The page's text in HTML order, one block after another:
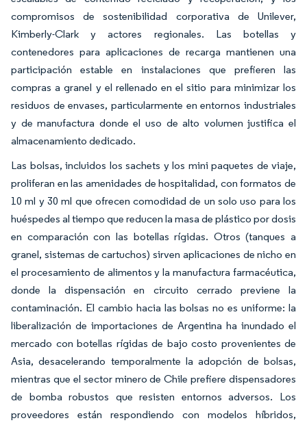
compromisos de sostenibilidad corporativa de Unilever,
Kimberly-Clark y actores regionales. Las botellas y
contenedores para aplicaciones de recarga mantienen una
participación estable en instalaciones que prefieren las
compras a granel y el rellenado en el sitio para minimizar los
residuos de envases, particularmente en entornos industriales
y de manufactura donde el uso de alto volumen justifica el
almacenamiento dedicado.
Las bolsas, incluidos los sachets y los mini paquetes de viaje,
proliferan en las amenidades de hospitalidad, con formatos de
10 ml y 30 ml que ofrecen comodidad de un solo uso para los
huéspedes al tiempo que reducen la masa de plástico por dosis
en comparación con las botellas rígidas. Otros (tanques a
granel, sistemas de cartuchos) sirven aplicaciones de nicho en
el procesamiento de alimentos y la manufactura farmacéutica,
donde la dispensación en circuito cerrado previene la
contaminación. El cambio hacia las bolsas no es uniforme: la
liberalización de importaciones de Argentina ha inundado el
mercado con botellas rígidas de bajo costo provenientes de
Asia, desacelerando temporalmente la adopción de bolsas,
mientras que el sector minero de Chile prefiere dispensadores
de bomba robustos que resisten entornos adversos. Los
proveedores están respondiendo con modelos híbridos,